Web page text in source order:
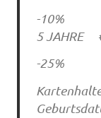
-10%
5 JAHRE
-25%